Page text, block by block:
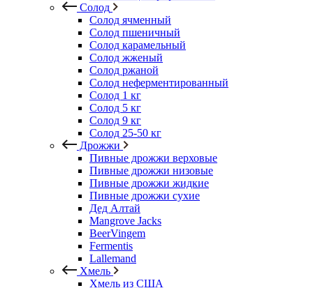
Солод
Солод ячменный
Солод пшеничный
Солод карамельный
Солод жженый
Солод ржаной
Солод неферментированный
Солод 1 кг
Солод 5 кг
Солод 9 кг
Солод 25-50 кг
Дрожжи
Пивные дрожжи верховые
Пивные дрожжи низовые
Пивные дрожжи жидкие
Пивные дрожжи сухие
Дед Алтай
Mangrove Jacks
BeerVingem
Fermentis
Lallemand
Хмель
Хмель из США